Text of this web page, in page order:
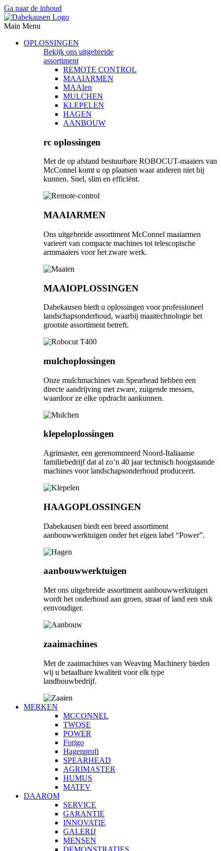
Ga naar de inhoud
Main Menu
OPLOSSINGEN
Bekijk ons uitgebreide
assortiment
REMOTE CONTROL
MAAIARMEN
MAAIen
MULCHEN
KLEPELEN
HAGEN
AANBOUW
rc oplossingen
Met de op afstand bestuurbare ROBOCUT-maaiers van
McConnel komt u op plaatsen waar anderen niet bij
kunnen. Snel, slim en efficiënt.
MAAIARMEN
Ons uitgebreide assortiment McConnel maaiarmen
varieert van compacte machines tot telescopische
armmaaiers voor het zware werk.
MAAIOPLOSSINGEN
Dabekausen biedt u oplossingen voor professioneel
landschapsonderhoud, waarbij maaitechnologie het
grootste assortiment betreft.
mulchoplossingen
Onze mulchmachines van Spearhead hebben een
directe aandrijving met zware, zuigende messen,
waardoor ze elke opdracht aankunnen.
klepeloplossingen
Agrimaster, een gerenommeerd Noord-Italiaanse
familiebedrijf dat al zo’n 40 jaar technisch hoogstaande
machines voor landschapsonderhoud produceert.
HAAGOPLOSSINGEN
Dabekausen biedt een breed assortiment
aanbouwwerktuigen onder het eigen label “Power”.
aanbouwwerktuigen
Met ons uitgebreide assortiment aanbouwwerktuigen
wordt het onderhoud aan groen, straat of land een stuk
eenvoudiger.
zaaimachines
Met de zaaimachines van Weaving Machinery bieden
wij u betaalbare kwaliteit voor elk type
landbouwbedrijf.
MERKEN
MCCONNEL
TWOSE
POWER
Forigo
Hagenprofi
SPEARHEAD
AGRIMASTER
HUMUS
MATEV
DAAROM
SERVICE
GARANTIE
INNOVATIE
GALERIJ
MENSEN
DEMONSTRATIES